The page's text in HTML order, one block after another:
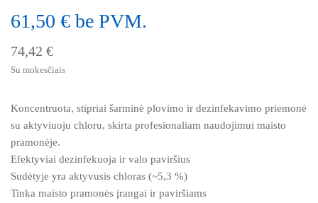
61,50 € be PVM.
74,42 €
Su mokesčiais
Koncentruota, stipriai šarminė plovimo ir dezinfekavimo priemonė
su aktyviuoju chloru, skirta profesionaliam naudojimui maisto
pramonėje.
Efektyviai dezinfekuoja ir valo paviršius
Sudėtyje yra aktyvusis chloras (~5,3 %)
Tinka maisto pramonės įrangai ir paviršiams